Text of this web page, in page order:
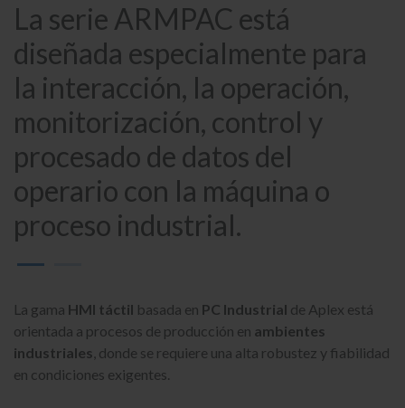
La serie ARMPAC está
diseñada especialmente para
la interacción, la operación,
monitorización, control y
procesado de datos del
operario con la máquina o
proceso industrial.
La gama HMI táctil basada en PC Industrial de Aplex está
orientada a procesos de producción en ambientes
industriales , donde se requiere una alta robustez y fiabilidad
en condiciones exigentes.